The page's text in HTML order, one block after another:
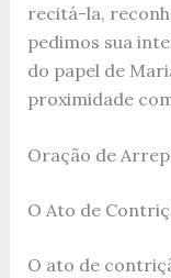
recitá-la,
pedimos sua
do papel de
proximidade
Oração de
O Ato de
O ato de